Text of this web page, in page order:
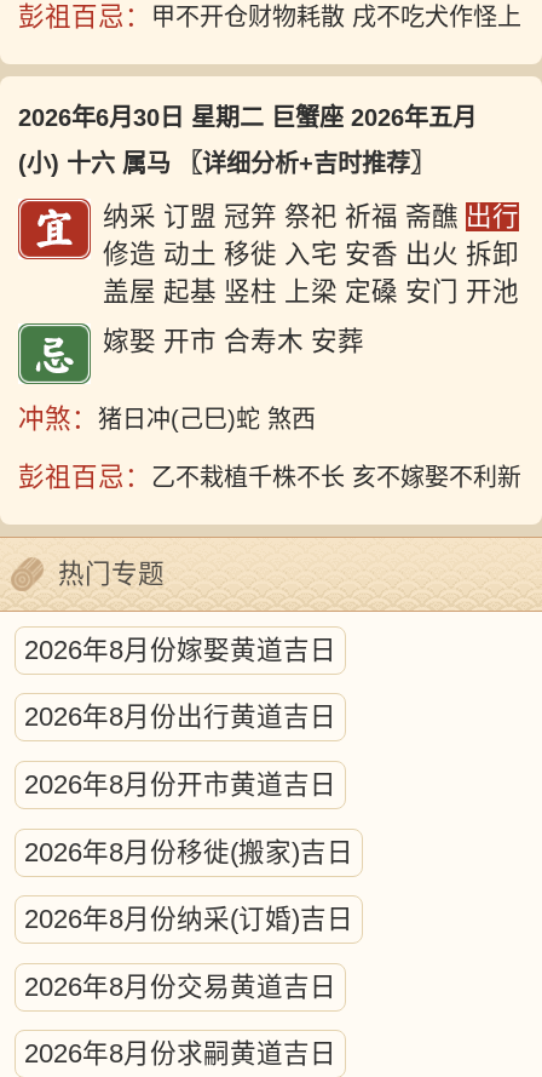
彭祖百忌： 甲不开仓财物耗散 戌不吃犬作怪上
2026年6月30日 星期二 巨蟹座 2026年五月
(小) 十六 属马
〖详细分析+吉时推荐〗
纳采 订盟 冠笄 祭祀 祈福 斋醮 出行
修造 动土 移徙 入宅 安香 出火 拆卸
盖屋 起基 竖柱 上梁 定磉 安门 开池
嫁娶 开市 合寿木 安葬
冲煞： 猪日冲(己巳)蛇 煞西
彭祖百忌： 乙不栽植千株不长 亥不嫁娶不利新
热门专题
2026年8月份嫁娶黄道吉日
2026年8月份出行黄道吉日
2026年8月份开市黄道吉日
2026年8月份移徙(搬家)吉日
2026年8月份纳采(订婚)吉日
2026年8月份交易黄道吉日
2026年8月份求嗣黄道吉日